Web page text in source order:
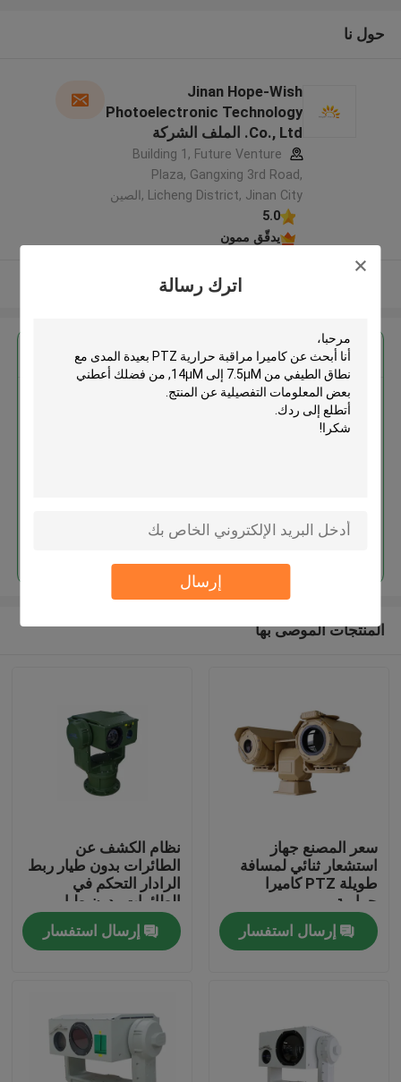
اترك رسالة
إرسال
حول نا
Jinan Hope-Wish
Photoelectronic Technology
Co., Ltd. الملف الشركة
المصنعة
Building 1, Future Venture
Plaza, Gangxing 3rd Road,
Licheng District, Jinan City ,الصين
5.0
يدقّق ممون
عرض المزيد
احصل على افضل سعر ل
استمر
المنتجات الموصى بها
سعر المصنع جهاز
استشعار ثنائي لمسافة
طويلة PTZ كاميرا
حرارية
إرسال استفسار
نظام الكشف عن
الطائرات بدون طيار ربط
الرادار التحكم في
الطائرات بدون طيار
إرسال استفسار